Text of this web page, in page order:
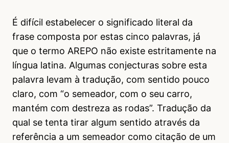
É difícil estabelecer o significado literal da
frase composta por estas cinco palavras, já
que o termo AREPO não existe estritamente na
língua latina. Algumas conjecturas sobre esta
palavra levam à tradução, com sentido pouco
claro, com “o semeador, com o seu carro,
mantém com destreza as rodas”. Tradução da
qual se tenta tirar algum sentido através da
referência a um semeador como citação de um